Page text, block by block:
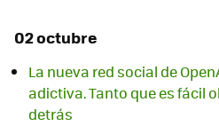
02 octubre
La nueva red social de
adictiva. Tanto que es fácil
detrás